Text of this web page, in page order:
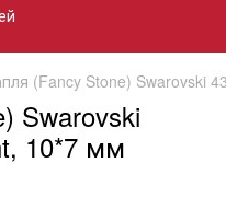
(Fancy Stone) Swarovski
Swarovski
10*7 мм